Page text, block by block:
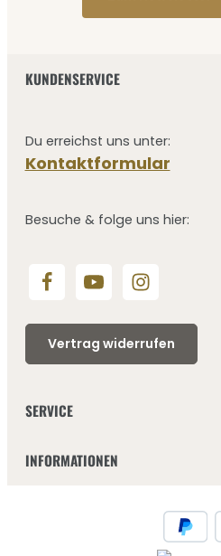
KUNDENSERVICE
Du erreichst uns unter:
Kontaktformular
Besuche & folge uns hier:
Vertrag widerrufen
SERVICE
INFORMATIONEN